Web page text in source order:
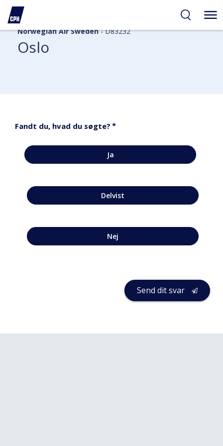
Norwegian Air Sweden- D83232
Oslo
Fandt du, hvad du søgte? *
Ja
Delvist
Nej
Send dit svar